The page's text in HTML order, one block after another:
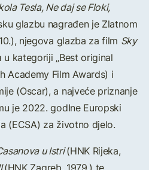
Tesla, Ne daj se Floki,
glazbu nagrađen je Zlatnom
njegova glazba za film Sky
kategoriji „Best original
Academy Film Awards) i
(Oscar), a najveće priznanje
je 2022. godIne Europski
(ECSA) za životno djelo.
u Istri(HNK Rijeka,